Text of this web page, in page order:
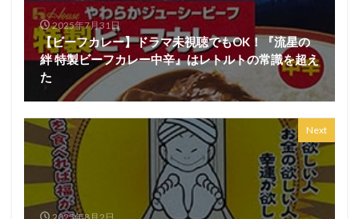
2025年7月31日
【ビーフカレー】ドラマ未視聴でもOK！『流星の
絆 特製ビーフカレー中辛』はレトルトの常識を超え
た
Next